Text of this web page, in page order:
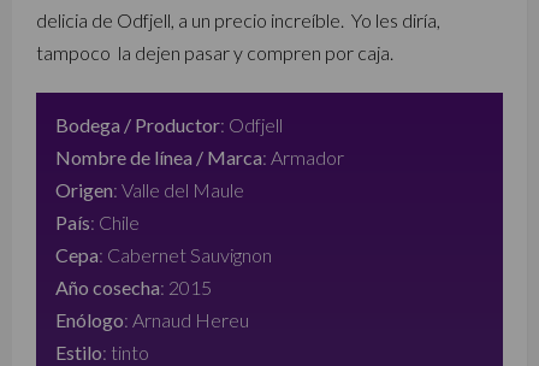
delicia de Odfjell, a un precio increíble. Yo les diría,
tampoco la dejen pasar y compren por caja.
Bodega / Productor: Odfjell
Nombre de línea / Marca: Armador
Origen: Valle del Maule
País: Chile
Cepa: Cabernet Sauvignon
Año cosecha: 2015
Enólogo: Arnaud Hereu
Estilo: tinto